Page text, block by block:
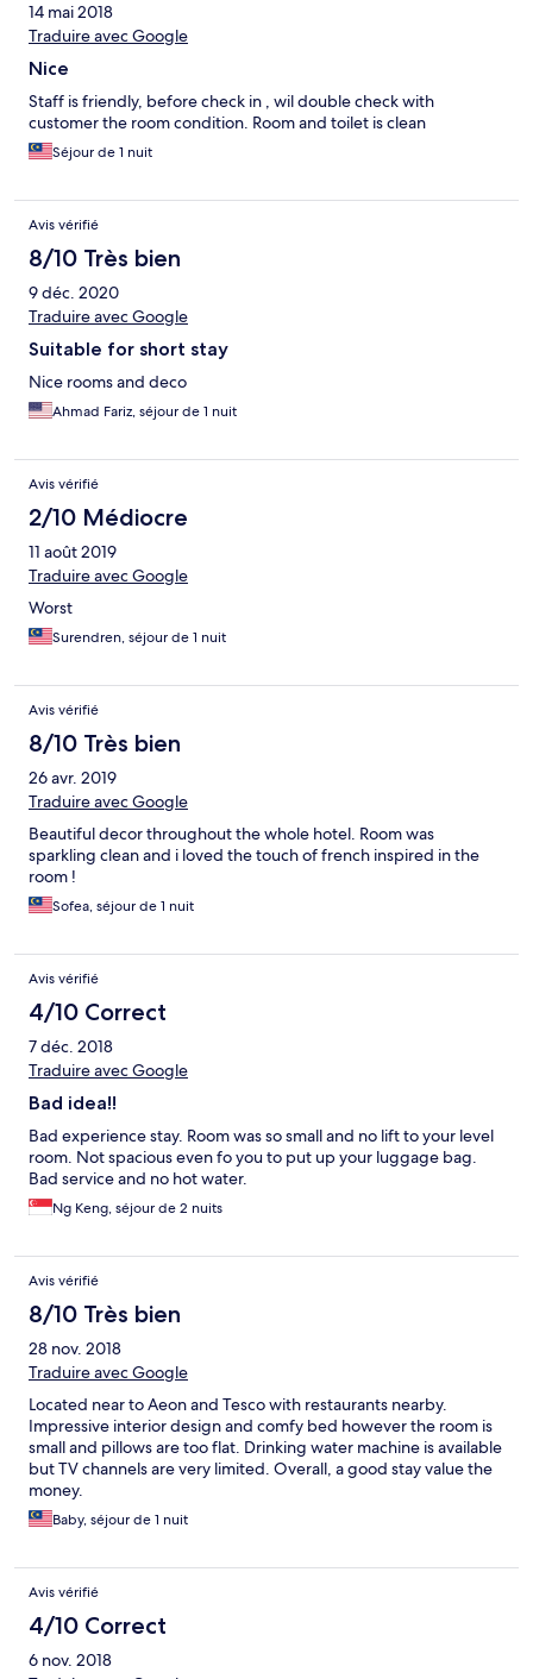
14 mai 2018
Traduire avec Google
Nice
Staff is friendly, before check in , wil double check with
customer the room condition. Room and toilet is clean
Séjour de 1 nuit
Avis vérifié
8/10 Très bien
9 déc. 2020
Traduire avec Google
Suitable for short stay
Nice rooms and deco
Ahmad Fariz, séjour de 1 nuit
Avis vérifié
2/10 Médiocre
11 août 2019
Traduire avec Google
Worst
Surendren, séjour de 1 nuit
Avis vérifié
8/10 Très bien
26 avr. 2019
Traduire avec Google
Beautiful decor throughout the whole hotel. Room was
sparkling clean and i loved the touch of french inspired in the
room !
Sofea, séjour de 1 nuit
Avis vérifié
4/10 Correct
7 déc. 2018
Traduire avec Google
Bad idea!!
Bad experience stay. Room was so small and no lift to your level
room. Not spacious even fo you to put up your luggage bag.
Bad service and no hot water.
Ng Keng, séjour de 2 nuits
Avis vérifié
8/10 Très bien
28 nov. 2018
Traduire avec Google
Located near to Aeon and Tesco with restaurants nearby.
Impressive interior design and comfy bed however the room is
small and pillows are too flat. Drinking water machine is available
but TV channels are very limited. Overall, a good stay value the
money.
Baby, séjour de 1 nuit
Avis vérifié
4/10 Correct
6 nov. 2018